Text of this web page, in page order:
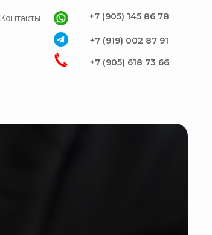
Контакты +7 (905) 145 86 78
+7 (919) 002 87 91
+7 (905) 618 73 66